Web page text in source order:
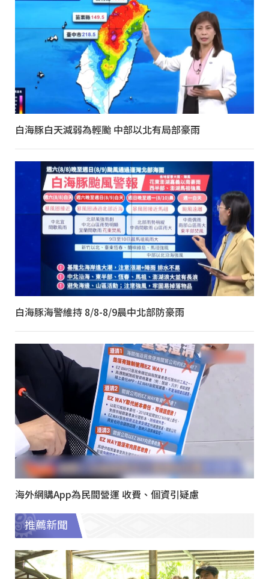
白海豚白天減弱為輕颱 中部以北有局部豪雨
白海豚海警維持 8/8-8/9晨中北部防豪雨
海外網購App為民間營運 收費、個資引疑慮
推薦新聞